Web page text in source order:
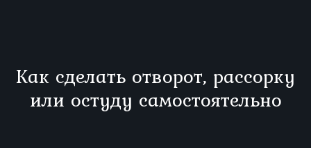
Как сделать отворот, рассорку
или остуду самостоятельно